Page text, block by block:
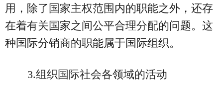
用，除了国家主权范围内的职能之外，还存
在着有关国家之间公平合理分配的问题。这
种国际分销商的职能属于国际组织。
3.组织国际社会各领域的活动